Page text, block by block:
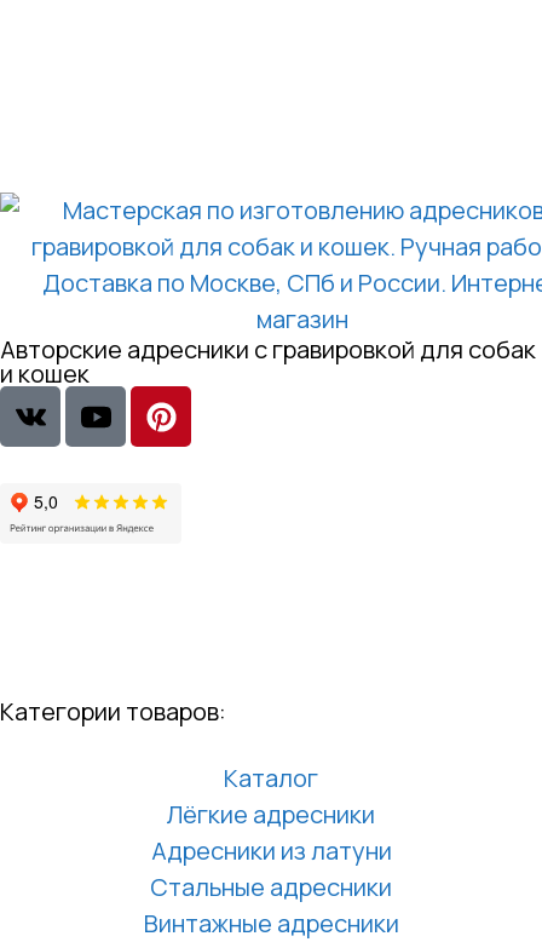
Авторские адресники с гравировкой для собак
и кошек
Категории товаров:
Каталог
Лёгкие адресники
Адресники из латуни
Стальные адресники
Винтажные адресники